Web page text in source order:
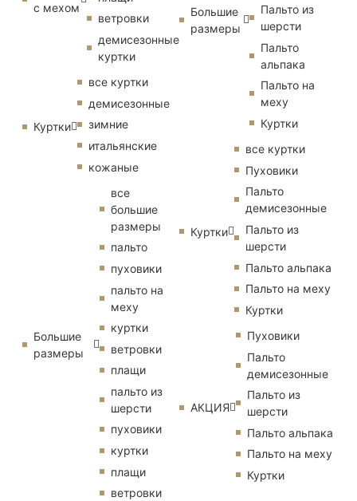
с мехом
ветровки
демисезонные
куртки
Куртки
все куртки
демисезонные
зимние
итальянские
кожаные
Большие
размеры
все
большие
размеры
пальто
пуховики
пальто на
меху
куртки
ветровки
плащи
пальто из
шерсти
пуховики
куртки
плащи
ветровки
Большие
размеры
Пальто из
шерсти
Пальто
альпака
Пальто на
меху
Куртки
Куртки
все куртки
Пуховики
Пальто
демисезонные
Пальто из
шерсти
Пальто альпака
Пальто на меху
Куртки
АКЦИЯ
Пуховики
Пальто
демисезонные
Пальто из
шерсти
Пальто альпака
Пальто на меху
Куртки